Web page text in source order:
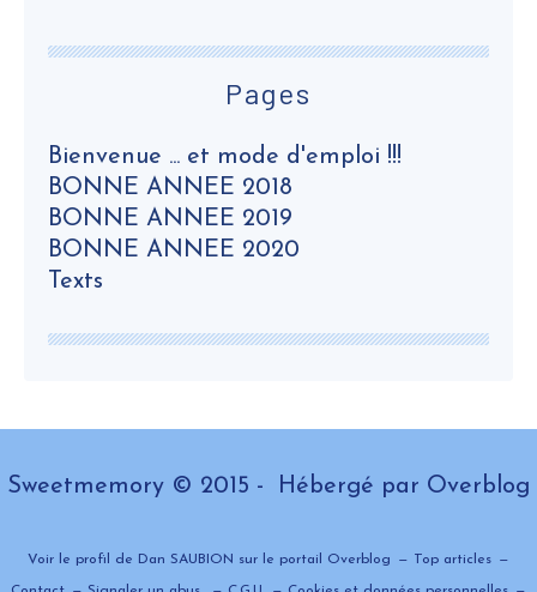
Pages
Bienvenue ... et mode d'emploi !!!
BONNE ANNEE 2018
BONNE ANNEE 2019
BONNE ANNEE 2020
Texts
Sweetmemory © 2015 - Hébergé par Overblog
Voir le profil de Dan SAUBION sur le portail Overblog Top articles